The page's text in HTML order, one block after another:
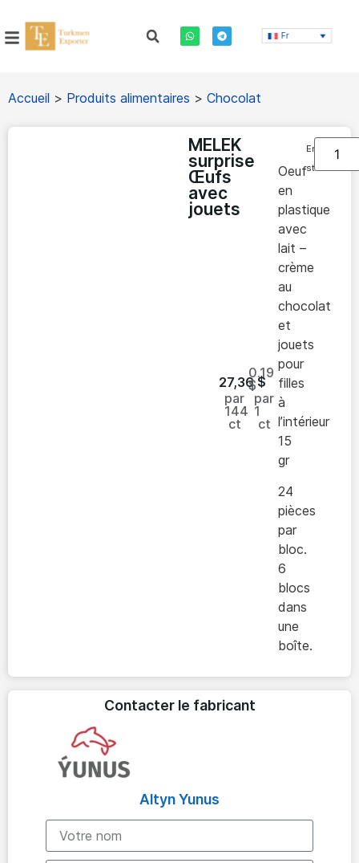
Fr
Accueil > Produits alimentaires > Chocolat
MELEK
surprise
Œufs
avec
jouets
27,36$
par
144
ct
0.19
$
par
1
ct
Oeuf
en
plastique
avec
lait –
crème
au
chocolat
et
jouets
pour
filles
à
l’intérieur
15
gr
24
pièces
par
bloc.
6
blocs
dans
une
boîte.
En
stock
Contacter le fabricant
Altyn Yunus